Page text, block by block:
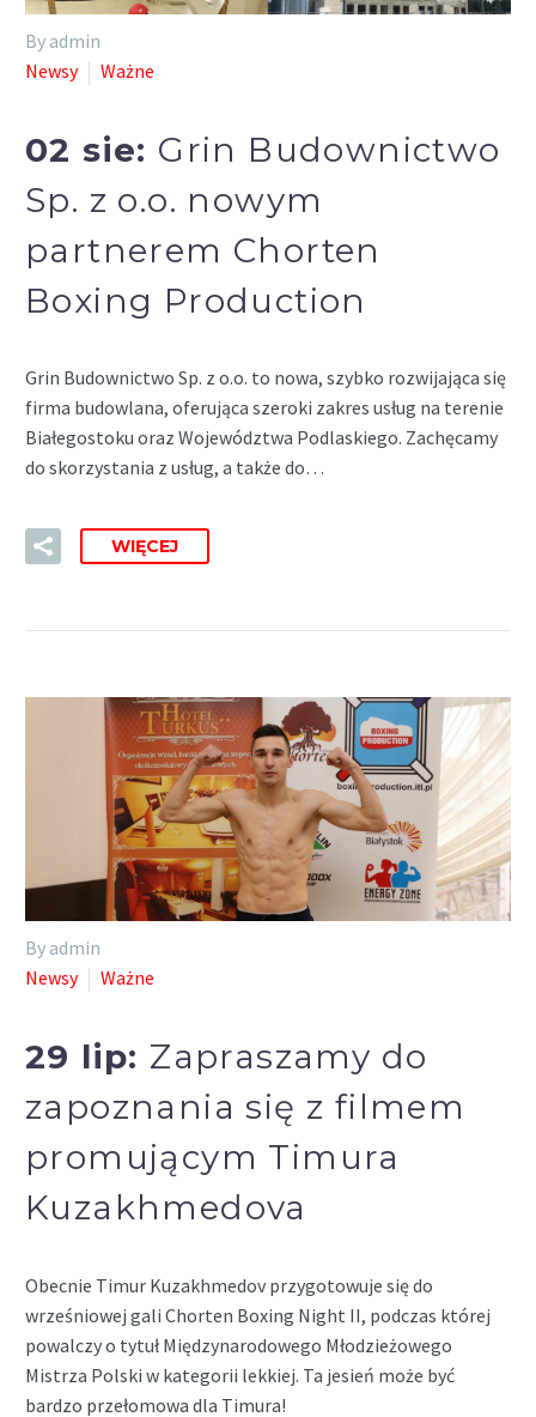
By admin
Newsy
Ważne
02 sie: Grin Budownictwo
Sp. z o.o. nowym
partnerem Chorten
Boxing Production
Grin Budownictwo Sp. z o.o. to nowa, szybko rozwijająca się
firma budowlana, oferująca szeroki zakres usług na terenie
Białegostoku oraz Województwa Podlaskiego. Zachęcamy
do skorzystania z usług, a także do…
WIĘCEJ
By admin
Newsy
Ważne
29 lip: Zapraszamy do
zapoznania się z filmem
promującym Timura
Kuzakhmedova
Obecnie Timur Kuzakhmedov przygotowuje się do
wrześniowej gali Chorten Boxing Night II, podczas której
powalczy o tytuł Międzynarodowego Młodzieżowego
Mistrza Polski w kategorii lekkiej. Ta jesień może być
bardzo przełomowa dla Timura!